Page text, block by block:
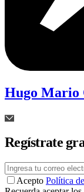
Hugo Mario
Regístrate
Acepto Política